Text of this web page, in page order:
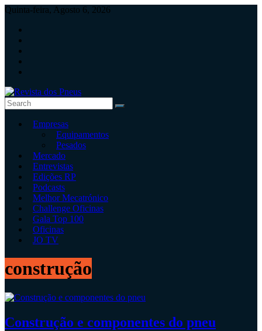
Skip
content
Quinta-feira, Agosto 6, 2026
Revista
dos
independente
serviços
Empresas
Equipamentos
Pesados
Mercado
Entrevistas
Edições RP
Podcasts
Melhor Mecatrónico
Challenge Oficinas
Gala Top 100
Oficinas
JO TV
construção
Construção e componentes do pneu